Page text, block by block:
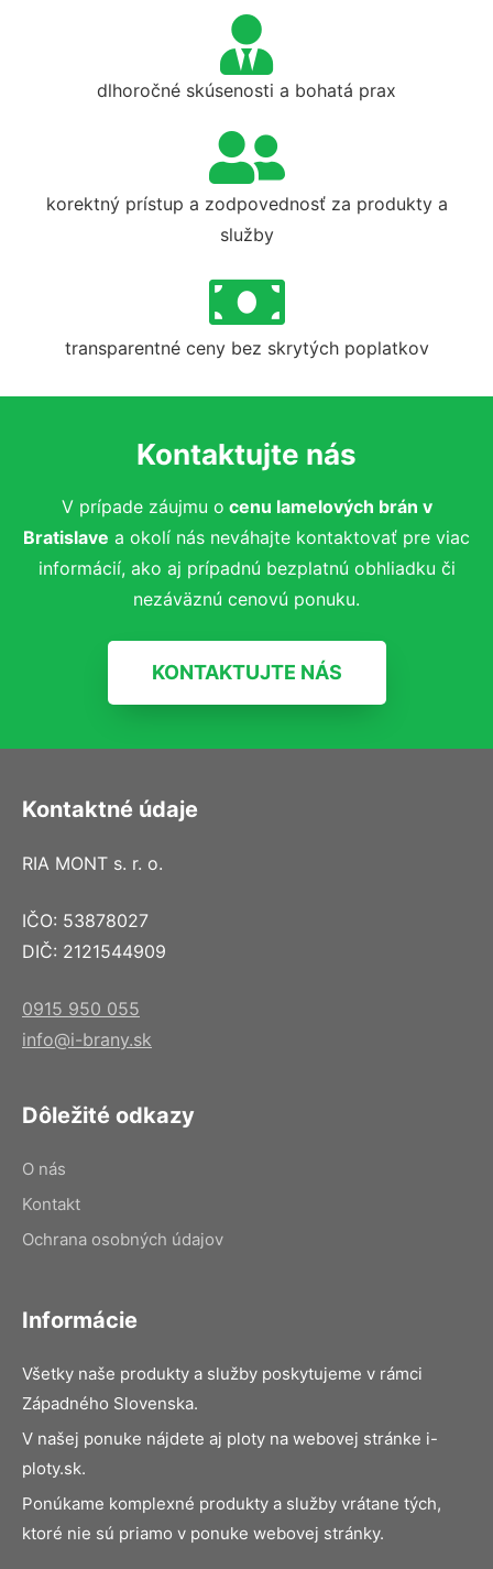
dlhoročné skúsenosti a bohatá prax
korektný prístup a zodpovednosť za produkty a
služby
transparentné ceny bez skrytých poplatkov
Kontaktujte nás
V prípade záujmu o cenu lamelových brán v
Bratislave a okolí nás neváhajte kontaktovať pre viac
informácií, ako aj prípadnú bezplatnú obhliadku či
nezáväznú cenovú ponuku.
KONTAKTUJTE NÁS
Kontaktné údaje
RIA MONT s. r. o.
IČO: 53878027
DIČ: 2121544909
0915 950 055
info@i-brany.sk
Dôležité odkazy
O nás
Kontakt
Ochrana osobných údajov
Informácie
Všetky naše produkty a služby poskytujeme v rámci
Západného Slovenska.
V našej ponuke nájdete aj ploty na webovej stránke i-
ploty.sk.
Ponúkame komplexné produkty a služby vrátane tých,
ktoré nie sú priamo v ponuke webovej stránky.